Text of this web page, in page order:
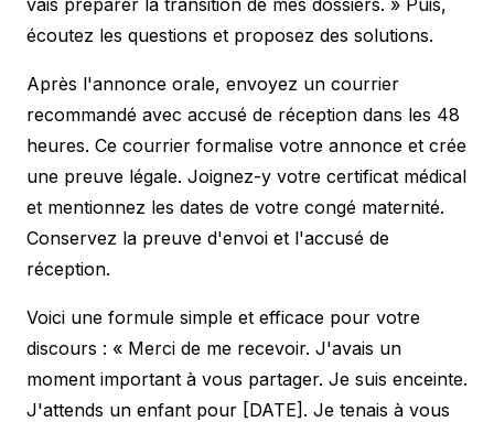
écoutez les questions et proposez des solutions.
Après l'annonce orale, envoyez un courrier
recommandé avec accusé de réception dans les 48
heures. Ce courrier formalise votre annonce et crée
une preuve légale. Joignez-y votre certificat médical
et mentionnez les dates de votre congé maternité.
Conservez la preuve d'envoi et l'accusé de
réception.
Voici une formule simple et efficace pour votre
discours : « Merci de me recevoir. J'avais un
moment important à vous partager. Je suis enceinte.
J'attends un enfant pour [DATE]. Je tenais à vous